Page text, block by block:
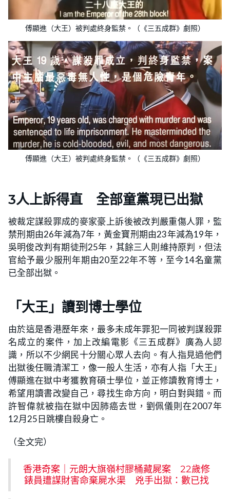
傅顯進（大王）被判處終身監禁。（《三五成群》劇照）
傅顯進（大王）被判處終身監禁。（《三五成群》劇照）
3人上訴得直 全部童黨現已出獄
被裁定謀殺罪成的麥家豪上訴後被改判嚴重傷人罪，監
禁刑期由26年減為7年，黃金寶刑期由23年減為19年，
吳明俊改判有期徒刑25年，其餘三人則維持原判，但法
官給予最少服刑年期由20至22年不等，至今14名童黨
已全部出獄。
「大王」讀到博士學位
由於這是香港歷年來，最多未成年罪犯一同被判謀殺罪
名成立的案件，加上改編電影《三五成群》廣為人認
識，所以不少網民十分關心眾人去向。有人指見過他們
出獄後任職清潔工，像一般人生活，亦有人指「大王」
傅顯進在獄中考獲教育碩士學位，並正修讀教育博士，
希望用讀書改變自己，尋找生命方向，明白對與錯。而
許智偉就被指在獄中因肺癌去世，劉佩儀則在2007年
12月25日跳樓自殺身亡。
（全文完）
香港奇案｜元朗大旗嶺村膠桶藏屍案 22歲修
錶員遭謀財害命棄屍水渠 兇手出獄：數已找